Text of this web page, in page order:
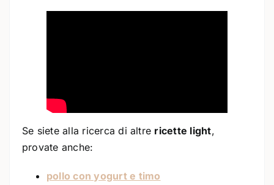
Se siete alla ricerca di altre ricette light,
provate anche:
pollo con yogurt e timo